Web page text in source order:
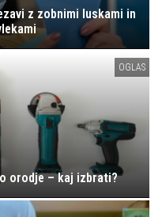
z zobnimi luskami in
OGLAS
orodje – kaj izbrati?